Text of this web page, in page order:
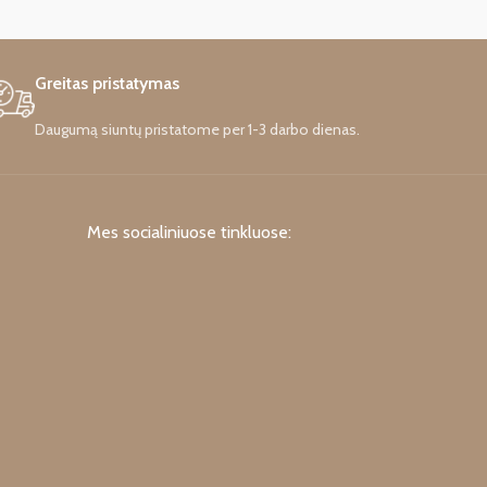
Greitas pristatymas
Daugumą siuntų pristatome per 1-3 darbo dienas.
Mes socialiniuose tinkluose: